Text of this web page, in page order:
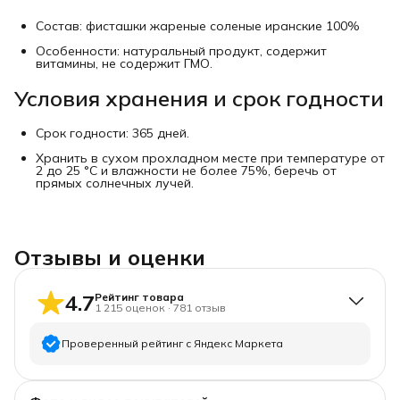
Состав: фисташки жареные соленые иранские 100%
Особенности: натуральный продукт, содержит
витамины, не содержит ГМО.
Условия хранения и срок годности
Срок годности: 365 дней.
Хранить в сухом прохладном месте при температуре от
2 до 25 °C и влажности не более 75%, беречь от
прямых солнечных лучей.
Отзывы и оценки
4.7Рейтинг товара
1 215 оценок ·781 отзыв
Проверенный рейтинг с Яндекс Маркета
5 звёзд
1 033